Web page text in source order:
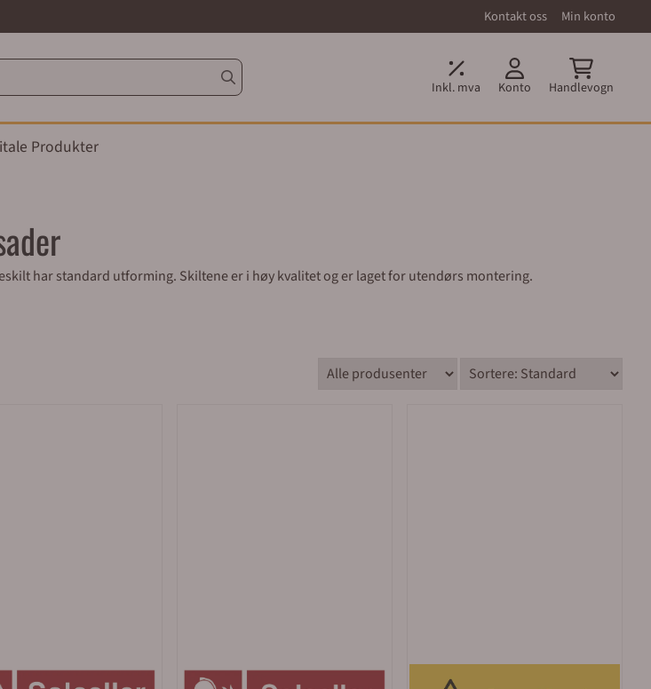
Kontakt oss Min konto
Inkl. mva Konto Handlevogn
Produkter
har standard utforming. Skiltene er i høy kvalitet og er laget for utendørs montering.